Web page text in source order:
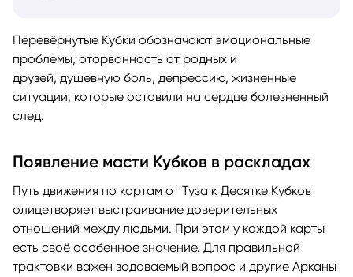
Перевёрнутые Кубки обозначают эмоциональные
проблемы, оторванность от родных и
друзей, душевную боль, депрессию, жизненные
ситуации, которые оставили на сердце болезненный
след.
Появление масти Кубков в раскладах
Путь движения по картам от Туза к Десятке Кубков
олицетворяет выстраивание доверительных
отношений между людьми. При этом у каждой карты
есть своё особенное значение. Для правильной
трактовки важен задаваемый вопрос и другие Арканы